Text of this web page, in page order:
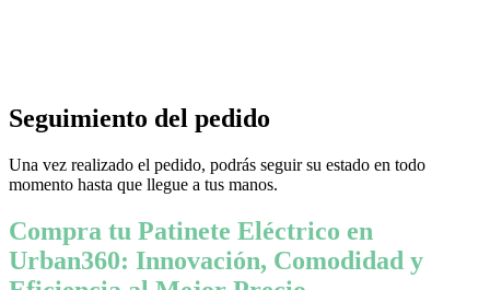
Seguimiento del pedido
Una vez realizado el pedido, podrás seguir su estado en todo
momento hasta que llegue a tus manos.
Compra tu Patinete Eléctrico en
Urban360: Innovación, Comodidad y